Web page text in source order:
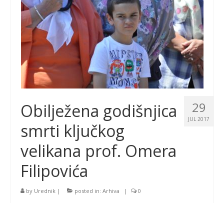
29
JUL 2017
Obilježena godišnjica
smrti ključkog
velikana prof. Omera
Filipovića
by Urednik | posted in: Arhiva | 0